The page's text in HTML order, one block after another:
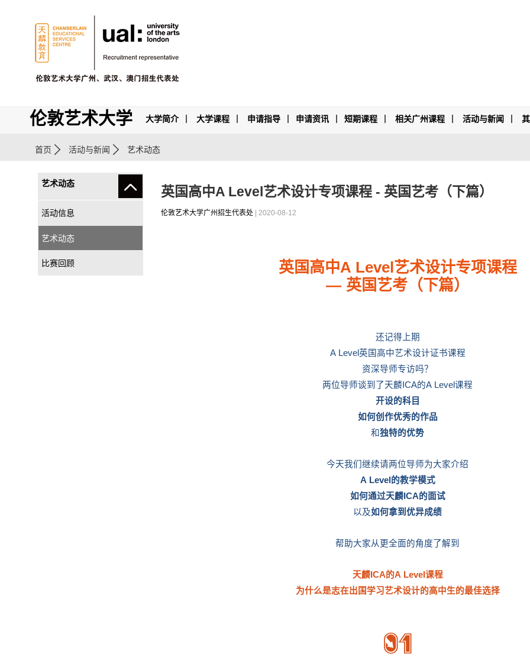
大学简介 大学课程 申请指导 申请资讯 短期课程 相关广州课程 活动与新闻
伦敦艺术大学
首页 活动与新闻 艺术动态
艺术动态
活动信息
艺术动态
比赛回顾
英国高中A Level艺术设计专项课程 - 英国艺考（下篇）
伦敦艺术大学广州招生代表处 | 2020-08-12
英国高中A Level艺术设计专项课程
— 英国艺考（下篇）
还记得上期
A Level英国高中艺术设计证书课程
资深导师专访吗？
两位导师谈到了天麟ICA的A Level课程
开设的科目
如何创作优秀的作品
和独特的优势
今天我们继续请两位导师为大家介绍
A Level的教学模式
如何通过天麟ICA的面试
以及如何拿到优异成绩
帮助大家从更全面的角度了解到
天麟ICA的A Level课程
为什么是志在出国学习艺术设计的高中生的最佳选择